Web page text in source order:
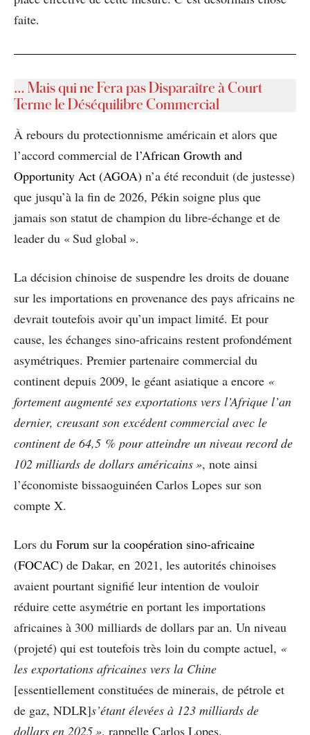
faite.
… Mais qui ne Fera pas Disparaître à Court
Terme le Déséquilibre Commercial
À rebours du protectionnisme américain et alors que
l’accord commercial de l’African Growth and
Opportunity Act (AGOA) n’a été reconduit (de justesse)
que jusqu’à la fin de 2026, Pékin soigne plus que
jamais son statut de champion du libre-échange et de
leader du « Sud global ».
La décision chinoise de suspendre les droits de douane
sur les importations en provenance des pays africains ne
devrait toutefois avoir qu’un impact limité. Et pour
cause, les échanges sino-africains restent profondément
asymétriques. Premier partenaire commercial du
continent depuis 2009, le géant asiatique a encore «
fortement augmenté ses exportations vers l’Afrique l’an
dernier, creusant son excédent commercial avec le
continent de 64,5 % pour atteindre un niveau record de
102 milliards de dollars américains », note ainsi
l’économiste bissaoguinéen Carlos Lopes sur son
compte X.
Lors du Forum sur la coopération sino-africaine
(FOCAC) de Dakar, en 2021, les autorités chinoises
avaient pourtant signifié leur intention de vouloir
réduire cette asymétrie en portant les importations
africaines à 300 milliards de dollars par an. Un niveau
(projeté) qui est toutefois très loin du compte actuel, «
les exportations africaines vers la Chine
[essentiellement constituées de minerais, de pétrole et
de gaz, NDLR]s’étant élevées à 123 milliards de
dollars en 2025 », rappelle Carlos Lopes.